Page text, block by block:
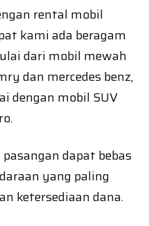
rental mobil
kami ada beragam
dari mobil mewah
dan mercedes benz,
dengan mobil SUV
dapat bebas
yang paling
ketersediaan dana.